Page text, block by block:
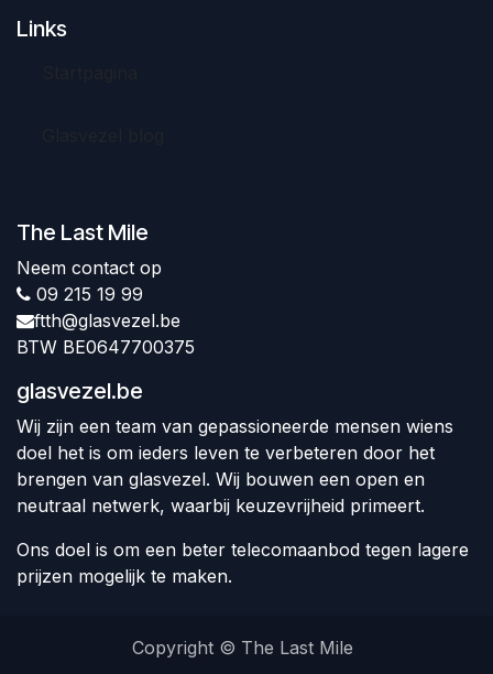
Links
The Last Mile
Neem contact op
09 215 19 99
ftth@glasvezel.be
BTW BE0647700375
glasvezel.be
Wij zijn een team van gepassioneerde mensen wiens
doel het is om ieders leven te verbeteren door het
brengen van glasvezel. Wij bouwen een open en
neutraal netwerk, waarbij keuzevrijheid primeert.
Ons doel is om een beter telecomaanbod tegen lagere
prijzen mogelijk te maken.
Copyright © The Last Mile